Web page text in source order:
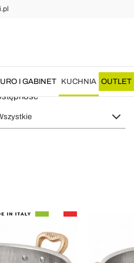
I GABINET KUCHNIA OUTLET
- Made in Italy